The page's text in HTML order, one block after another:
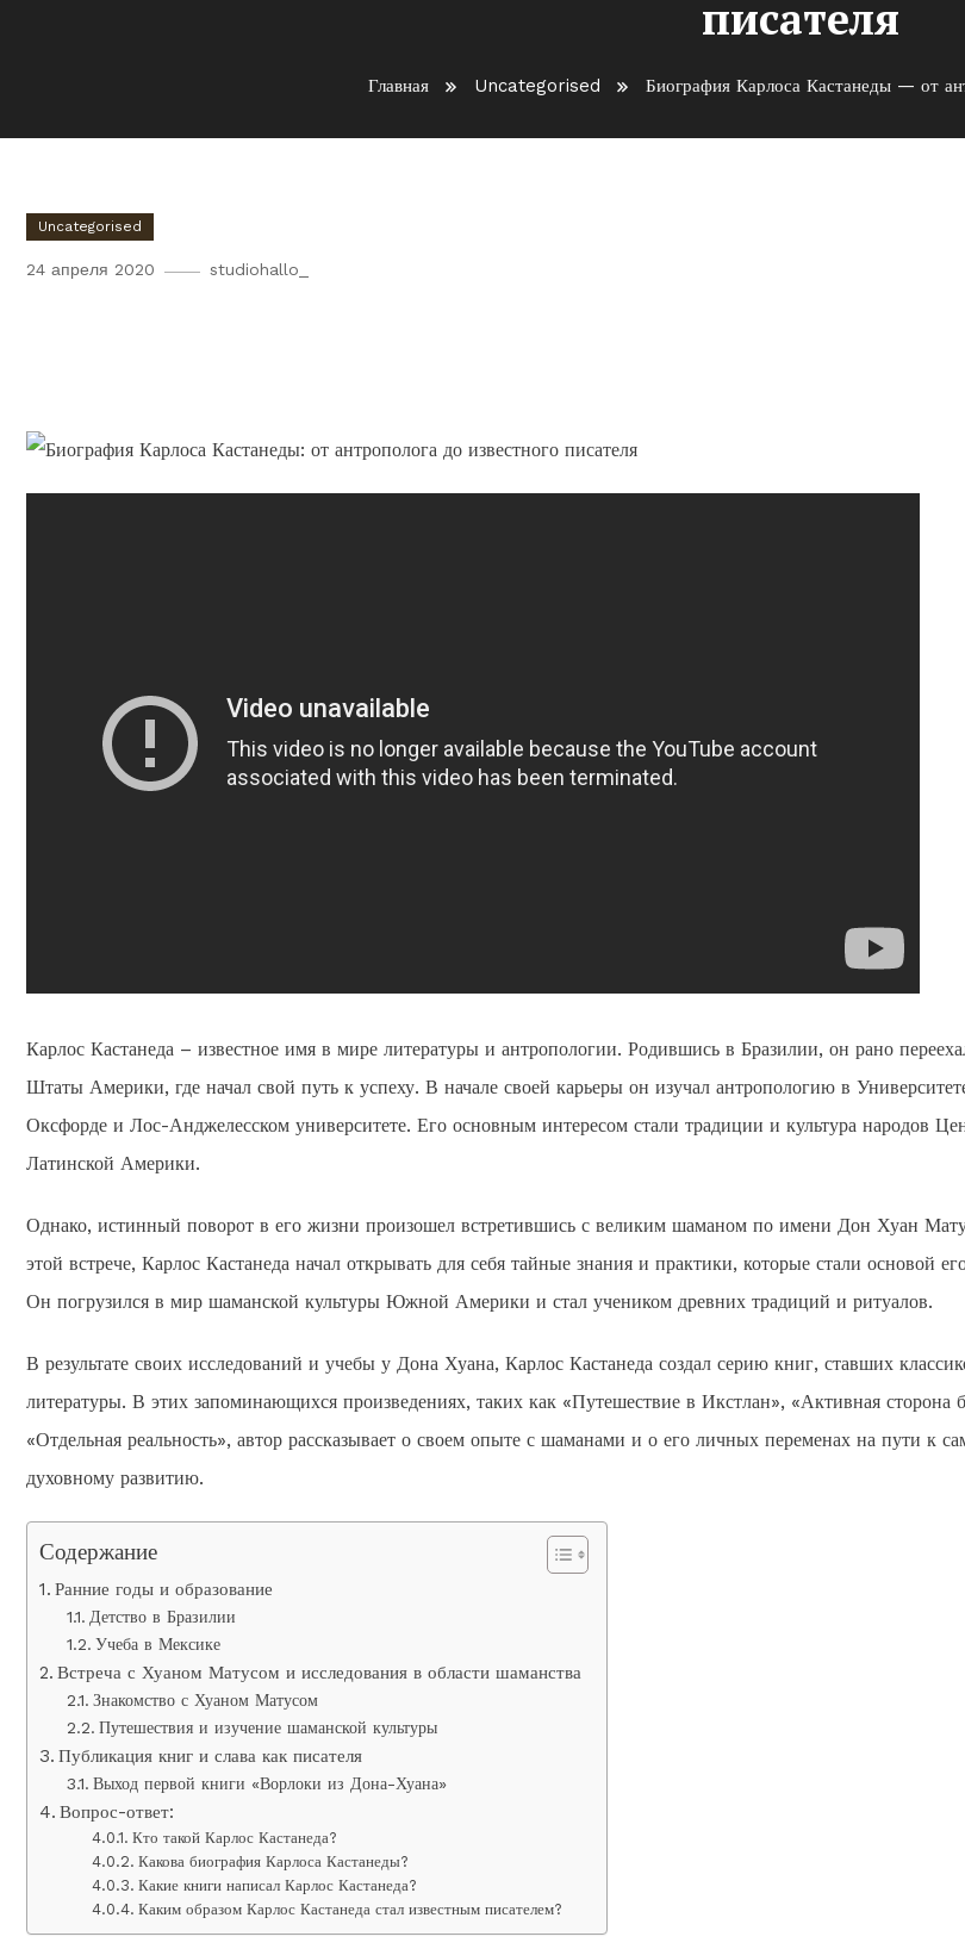
писателя
Главная Uncategorised Биография Карлоса Кастанеды — от
Uncategorised
24 апреля 2020 studiohallo_
Карлос Кастанеда – известное имя в мире литературы и антропологии. Родившись в Бразилии, он рано
Штаты Америки, где начал свой путь к успеху. В начале своей карьеры он изучал антропологию в
Оксфорде и Лос-Анджелесском университете. Его основным интересом стали традиции и культура народов
Латинской Америки.
Однако, истинный поворот в его жизни произошел встретившись с великим шаманом по имени Дон Хуан
этой встрече, Карлос Кастанеда начал открывать для себя тайные знания и практики, которые стали основой
Он погрузился в мир шаманской культуры Южной Америки и стал учеником древних традиций и ритуалов.
В результате своих исследований и учебы у Дона Хуана, Карлос Кастанеда создал серию книг, ставших
литературы. В этих запоминающихся произведениях, таких как «Путешествие в Икстлан», «Активная сторона
«Отдельная реальность», автор рассказывает о своем опыте с шаманами и о его личных переменах на пути к
духовному развитию.
Содержание
Ранние годы и образование
Детство в Бразилии
Учеба в Мексике
Встреча с Хуаном Матусом и исследования в области шаманства
Знакомство с Хуаном Матусом
Путешествия и изучение шаманской культуры
Публикация книг и слава как писателя
Выход первой книги «Ворлоки из Дона-Хуана»
Вопрос-ответ:
Кто такой Карлос Кастанеда?
Какова биография Карлоса Кастанеды?
Какие книги написал Карлос Кастанеда?
Каким образом Карлос Кастанеда стал известным писателем?